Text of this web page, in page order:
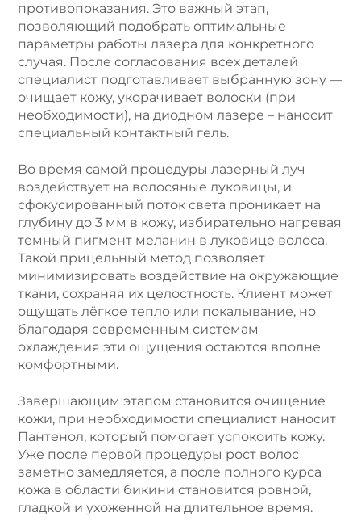
противопоказания. Это важный этап,
позволяющий подобрать оптимальные
параметры работы лазера для конкретного
случая. После согласования всех деталей
специалист подготавливает выбранную зону —
очищает кожу, укорачивает волоски (при
необходимости), на диодном лазере – наносит
специальный контактный гель.
Во время самой процедуры лазерный луч
воздействует на волосяные луковицы, и
сфокусированный поток света проникает на
глубину до 3 мм в кожу, избирательно нагревая
темный пигмент меланин в луковице волоса.
Такой прицельный метод позволяет
минимизировать воздействие на окружающие
ткани, сохраняя их целостность. Клиент может
ощущать лёгкое тепло или покалывание, но
благодаря современным системам
охлаждения эти ощущения остаются вполне
комфортными.
Завершающим этапом становится очищение
кожи, при необходимости специалист наносит
Пантенол, который помогает успокоить кожу.
Уже после первой процедуры рост волос
заметно замедляется, а после полного курса
кожа в области бикини становится ровной,
гладкой и ухоженной на длительное время.